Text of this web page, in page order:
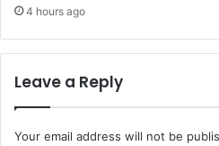
4 hours ago
Leave a Reply
Your email address will not be